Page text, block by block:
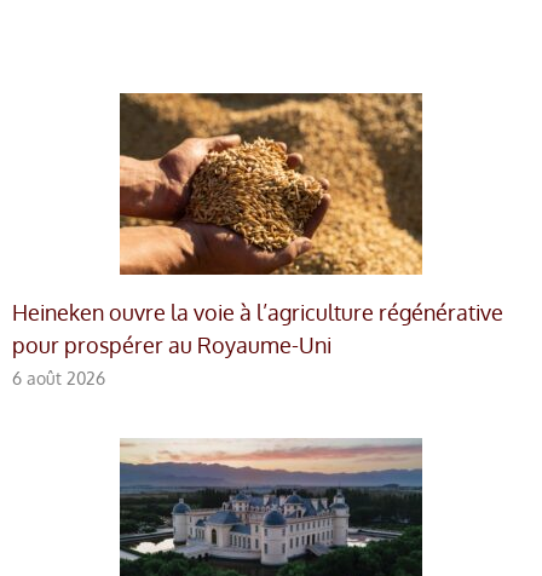
Heineken ouvre la voie à l’agriculture régénérative
pour prospérer au Royaume-Uni
6 août 2026